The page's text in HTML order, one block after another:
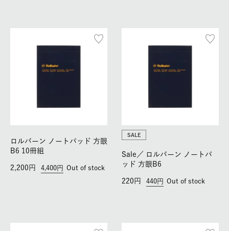
ロルバーン ノートパッド 方眼
B6 10冊組
4,400
2,200 Out of stock
SALE
Sale／
ロルバーン ノートパ
ッド 方眼B6
440
220 Out of stock